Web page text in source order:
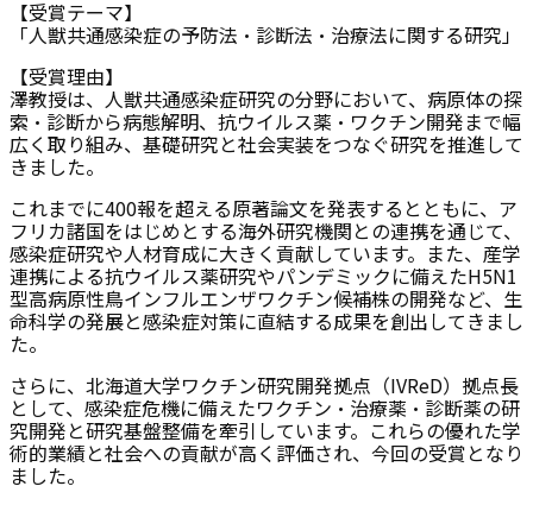
【受賞テーマ】
「人獣共通感染症の予防法・診断法・治療法に関する研究」
【受賞理由】
澤教授は、人獣共通感染症研究の分野において、病原体の探
索・診断から病態解明、抗ウイルス薬・ワクチン開発まで幅
広く取り組み、基礎研究と社会実装をつなぐ研究を推進して
きました。
これまでに400報を超える原著論文を発表するとともに、ア
フリカ諸国をはじめとする海外研究機関との連携を通じて、
感染症研究や人材育成に大きく貢献しています。また、産学
連携による抗ウイルス薬研究やパンデミックに備えたH5N1
型高病原性鳥インフルエンザワクチン候補株の開発など、生
命科学の発展と感染症対策に直結する成果を創出してきまし
た。
さらに、北海道大学ワクチン研究開発拠点（IVReD）拠点長
として、感染症危機に備えたワクチン・治療薬・診断薬の研
究開発と研究基盤整備を牽引しています。これらの優れた学
術的業績と社会への貢献が高く評価され、今回の受賞となり
ました。